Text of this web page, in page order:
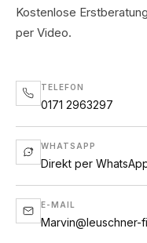
Kostenlose
per Video.
TELEFON
0171 2963297
WHATSAPP
Direkt per
E-MAIL
Marvin@leuschner-